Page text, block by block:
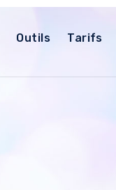
Outils Tarifs